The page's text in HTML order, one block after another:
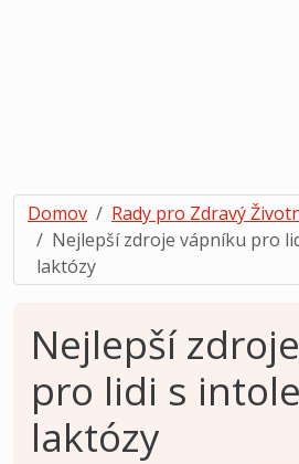
Domov
Rady pro Zdravý
Nejlepší zdroje vápníku pro
laktózy
Nejlepší
pro lidi s
laktózy